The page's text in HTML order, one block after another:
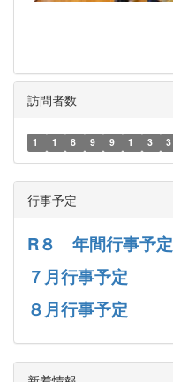
訪問者数
1 1 8 9 9 1 3 3
行事予定
R８ 年間行事予定
７月行事予定
８月行事予定